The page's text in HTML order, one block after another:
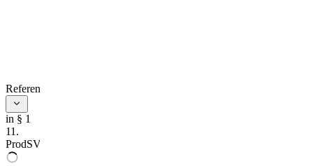
References
in § 1
11.
ProdSV